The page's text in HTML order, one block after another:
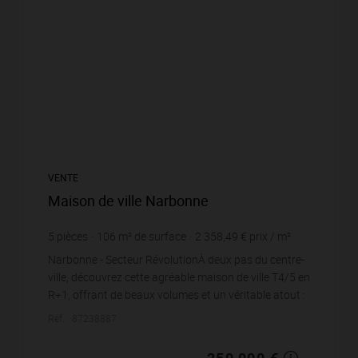
VENTE
Maison de ville Narbonne
5 pièces 106 m² de surface 2 358,49 € prix / m²
Narbonne - Secteur RévolutionÀ deux pas du centre-
ville, découvrez cette agréable maison de ville T4/5 en
R+1, offrant de beaux volumes et un véritable atout :